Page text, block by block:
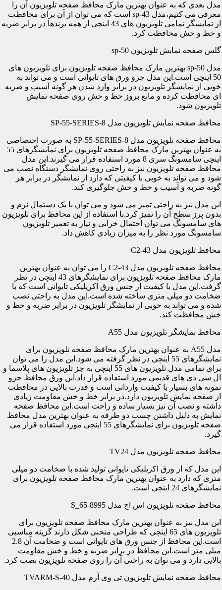
مدل بعدی که به عنوان بهترین مارک محافظ صفحه تلویزیون آن را
معرفی می کنیم،مدل sp-43 است که می توان از آن برای محافظت
از نمایشگر تمامی تلویزیون های 43 اینچی از همه برندها در برابر ضربه
و خط و خش محافظت کرد.
گلس صفحه نمایش تلویزیون sp-50
مدل sp-50 بهترین مارک محافظ صفحه تلویزیون برای تلویزیون های
50 اینچی است.این مدل جزو ورق های تایوانی است و می تواند به
خوبی از نمایشگر تلویزیون در برابر وارد شدن هر گونه آسیب و ضربه
ای محافظت کرده و مانع بروز خط و خش روی صفحه نمایش
تلویزیون شود.
محافظ صفحه نمایش تلویزیون مدل SP-55-SERIES-8
محافظ صفحه تلویزیون مدل SP-55-SERIES-8 به صورت اختصاصی
به عنوان بهترین مارک محافظ صفحه تلویزیون برای نمایشگرهای 55
اینچی سامسونگ سری 8 مورد استفاده قرار می گیرند.این مدل
محافظ صفحه تلویزیون نیز به راحتی روی نمایشگر دستگاه نصب می
شود و می تواند به خوبی با کیفیتی که دارد از نمایشگر در برابر هر
گونه ضربه و آسیب و خط و خش جلوگیری کند.
این مدل نیز به راحتی تمیز می شود و می توان با یک دستمال نرم و
بدون پرز سطح آن را تمیز کرد.با استفاده از این محافظ برای تلویزیون
های سامسونگ می توان احتمال خرابی و نیاز به تعمیر تلویزیون
سامسونگ مورد نظر را به میزان زیادی کاهش داد.
محافظ تلویزیون مدل C2-43
محافظ صفحه تلویزیون مدل C2-43 را می توان به عنوان بهترین
مارک محافظ صفحه تلویزیون برای نمایشگرهای 43 اینچی در نظر
گرفت.این مدل با کیفیت از جنس ورق اکریلیکی تایوانی است که با
ضخامت دو میلی متری ساخته شده است.این مدل به راحتی نصب
شده و می تواند به خوبی از نمایشگر تلویزیون در برابر ضربه و خط و
خش محافظت کند.
محافظ نمایشگر تلویزیون مدل A55
مدل A55 به عنوان بهترین مارک محافظ صفحه تلویزیون برای
نمایشگرهای 55 اینچی در نظر گرفته می شود.این مدل را می توان
برای تمامی مدل تلویزیون های 55 اینچی به جز تلویزیون های پلاسما و
ال سی دی های قدیمی مورد استفاده قرار داد.این ورق محافظ جزو
نمونه های بسیار با کیفیت وارداتی است و قدرت بالایی در محافظت
از صفحه نمایش تلویزیون دارد.در برابر خط و خش مقاومت زیادی
داشته و نصب آن نیز بسیار ساده و راحت است.این محافظ صفحه
نمایش به دلیل داشتن چسب دو طرفه به عنوان بهترین مدل محافظ
صفحه تلویزیون برای نمایشگرهای 55 اینچی مورد استفاده قرار می
گیرد.
محافظ صفحه تلویزیون مدل TV24
این مدل که از ورق اکریلیکی تایوانی تولید شده با ضخامت دو میلی
متری که دارد به عنوان بهترین مارک محافظ صفحه تلویزیون برای
نمایشگرهای 24 اینچی است.
محافظ صفحه تلویزیون اس اچ مدل S_65-8995
این مدل نیز به عنوان بهترین مارک محافظ صفحه تلویزیون برای
تلویزیون های 65 اینچی که طراحی منحنی شکل دارند گزینه مناسبی
است.این محافظ از جنس ورق های تایوانی است و ضخامت آن 2.8
میلی متر است.این محافظ در برابر ضربه و خط و خش مقاومت
بالایی دارد و می توان به راحتی آن را روی صفحه تلویزیون نصب کرد.
محافظ صفحه نمایش تلویزیون تی وی آرم مدل TVARM-S-40